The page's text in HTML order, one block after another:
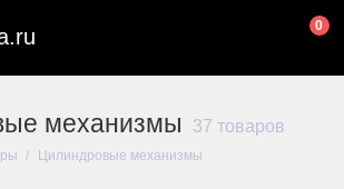
0
механизмы 37 товаров
Цилиндровые механизмы